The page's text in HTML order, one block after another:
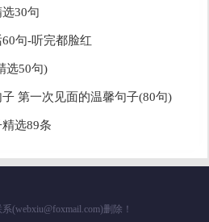
30句
句-听完都脸红
选50句)
第一次见面的温馨句子(80句)
选89条
(webxiu@foxmail.com)删除！